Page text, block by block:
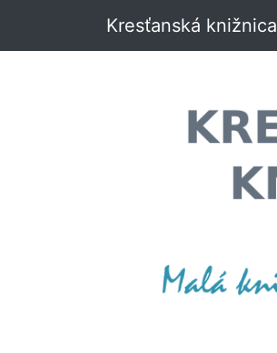
Kresťanská knižnica